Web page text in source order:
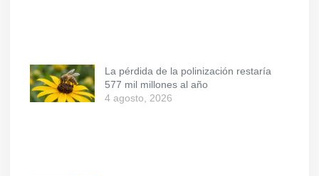
La pérdida de la polinización restaría
577 mil millones al año
4 agosto, 2026